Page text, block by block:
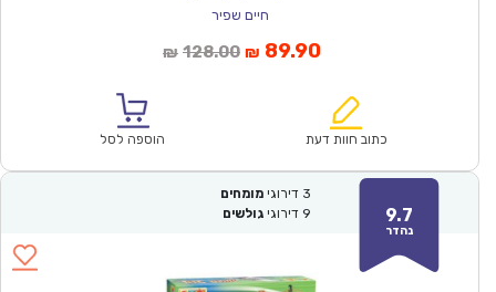
חיים שפיר
₪ 128.00המחיר
₪128.00.
₪ 89.90המחיר
הוא:
כתוב חוות דעת הוספה לסל
9.7
נהדר
3 דירוגי מומחים
9 דירוגי גולשים